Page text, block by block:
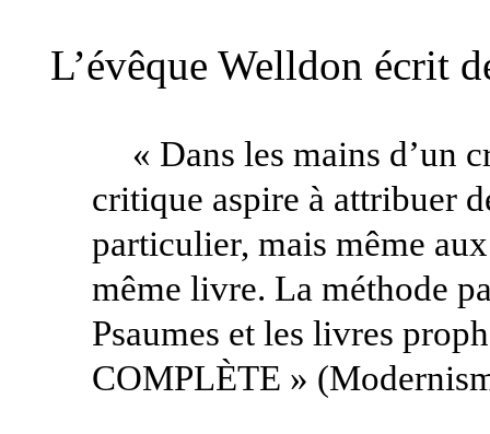
L’évêque Welldon écrit
« Dans les mains d’un
critique aspire à attribuer
particulier, mais même
même livre. La méthode
Psaumes et les livres
COMPLÈTE »